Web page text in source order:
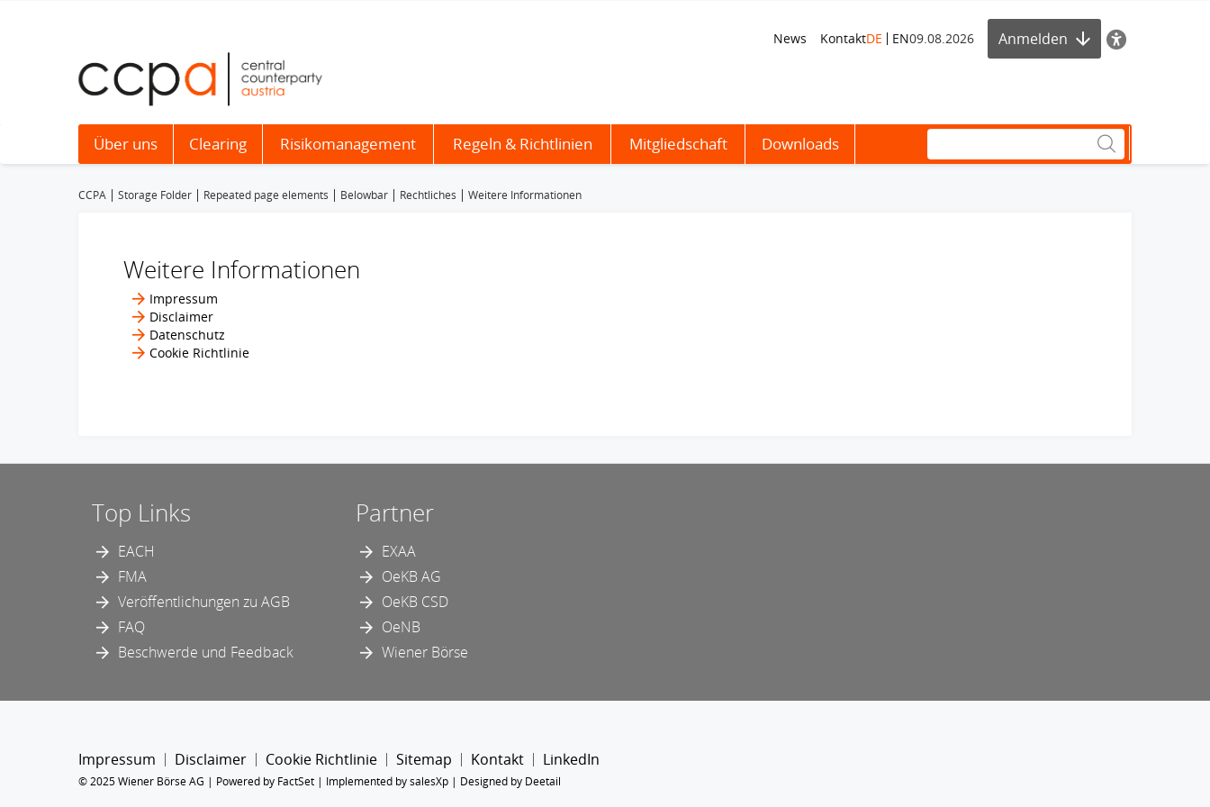
News KontaktDE EN09.08.2026 Anmelden
Über uns Clearing Risikomanagement Regeln & Richtlinien Mitgliedschaft Downloads
CCPA Storage Folder Repeated page elements Belowbar Rechtliches Weitere Informationen
Weitere Informationen
Impressum
Disclaimer
Datenschutz
Cookie Richtlinie
Top Links
EACH
FMA
Veröffentlichungen zu AGB
FAQ
Beschwerde und Feedback
Partner
EXAA
OeKB AG
OeKB CSD
OeNB
Wiener Börse
Impressum Disclaimer Cookie Richtlinie Sitemap Kontakt LinkedIn
© 2025 Wiener Börse AG | Powered by FactSet | Implemented by salesXp | Designed by Deetail